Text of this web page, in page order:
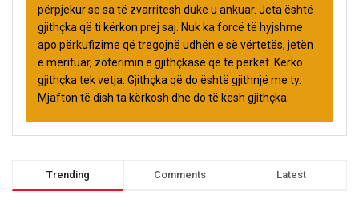
përpjekur se sa të zvarritesh duke u ankuar. Jeta është
gjithçka që ti kërkon prej saj. Nuk ka forcë të hyjshme
apo përkufizime që tregojnë udhën e së vërtetës, jetën
e merituar, zotërimin e gjithçkasë që të përket. Kërko
gjithçka tek vetja. Gjithçka që do është gjithnjë me ty.
Mjafton të dish ta kërkosh dhe do të kesh gjithçka.
Trending Comments Latest